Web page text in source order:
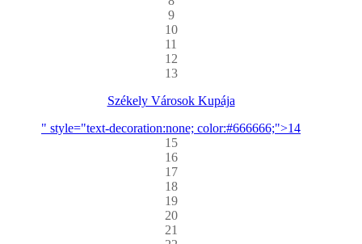
9
10
11
12
13
Székely Városok Kupája
" style="text-decoration:none; color:#666666;">14
15
16
17
18
19
20
21